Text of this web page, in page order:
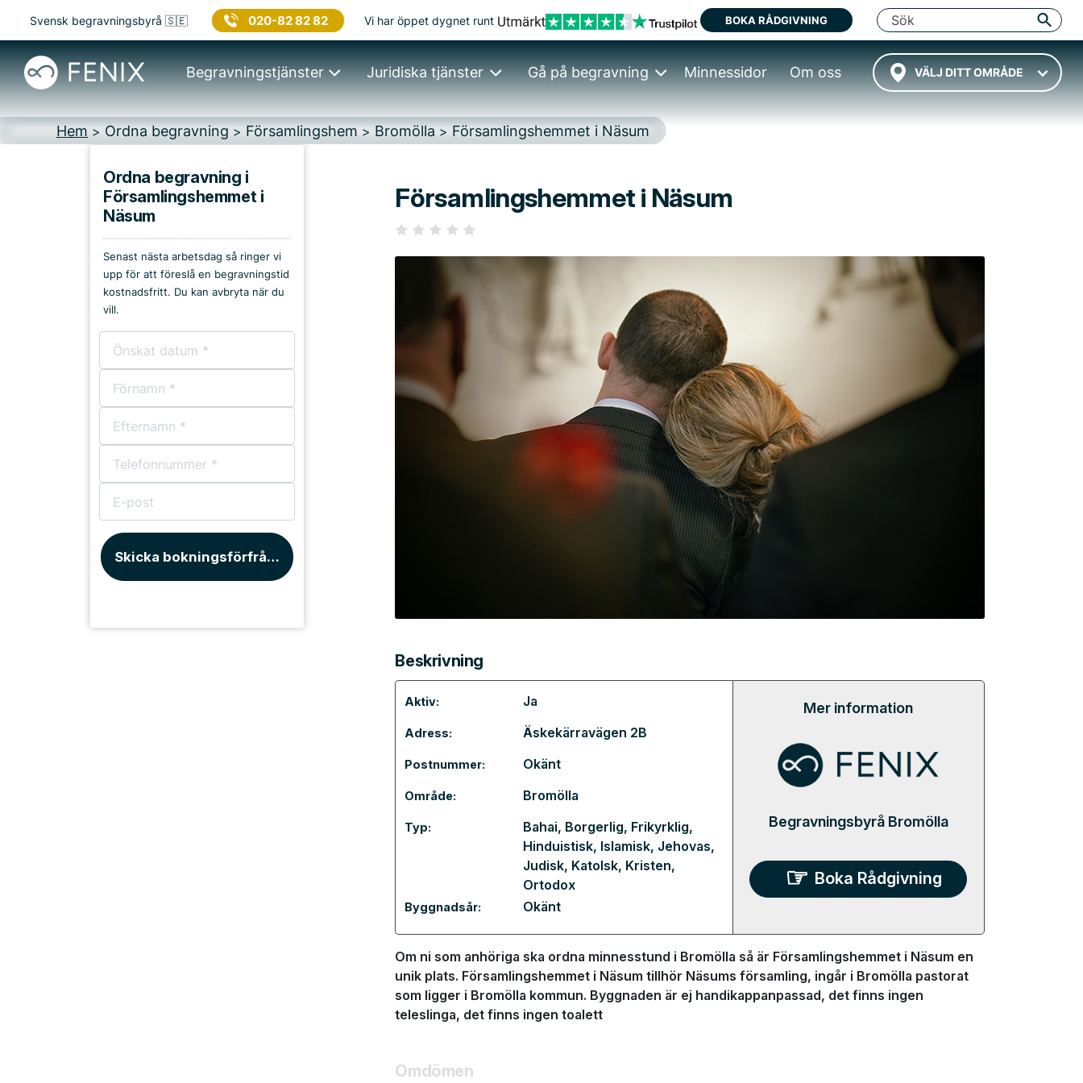
Svensk begravningsbyrå 🇸🇪 020-82 82 82 Vi har öppet dygnet runt BOKA RÅDGIVNING
VÄLJ DITT OMRÅDE
Begravningstjänster Juridiska tjänster Gå på begravning Minnessidor Om oss
Hem > Ordna begravning > Församlingshem > Bromölla > Församlingshemmet i Näsum
Platser i Bromölla
Begravningsplatser
Församlingshem
Bårhus
Ordna begravning i
Församlingshemmet i
Näsum
Senast nästa arbetsdag så ringer vi
upp för att föreslå en begravningstid
kostnadsfritt. Du kan avbryta när du
vill.
Skicka bokningsförfrågan
Församlingshemmet i Näsum
Beskrivning
Aktiv: Ja
Adress: Äskekärravägen 2B
Postnummer: Okänt
Område: Bromölla
Typ: Bahai, Borgerlig, Frikyrklig,
Hinduistisk, Islamisk, Jehovas,
Judisk, Katolsk, Kristen,
Ortodox
Byggnadsår: Okänt
Mer information
Begravningsbyrå Bromölla
Boka Rådgivning
Om ni som anhöriga ska ordna minnesstund i Bromölla så är Församlingshemmet i Näsum en
unik plats. Församlingshemmet i Näsum tillhör Näsums församling, ingår i Bromölla pastorat
som ligger i Bromölla kommun. Byggnaden är ej handikappanpassad, det finns ingen
teleslinga, det finns ingen toalett
Omdömen